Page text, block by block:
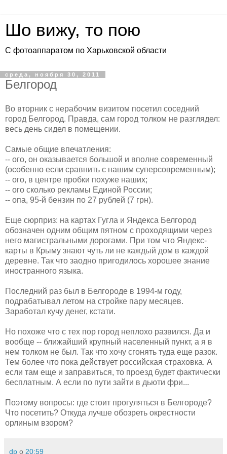
Шо вижу, то пою
С фотоаппаратом по Харьковской области
среда, ноября 30, 2011
Белгород
Во вторник с нерабочим визитом посетил соседний
город Белгород. Правда, сам город толком не разглядел:
весь день сидел в помещении.
Самые общие впечатления:
-- ого, он оказывается большой и вполне современный
(особенно если сравнить с нашим суперсовременным);
-- ого, в центре пробки похуже наших;
-- ого сколько рекламы Единой России;
-- опа, 95-й бензин по 27 рублей (7 грн).
Еще сюрприз: на картах Гугла и Яндекса Белгород
обозначен одним общим пятном с проходящими через
него магистральными дорогами. При том что Яндекс-
карты в Крыму знают чуть ли не каждый дом в каждой
деревне. Так что заодно пригодилось хорошее знание
иностранного языка.
Последний раз был в Белгороде в 1994-м году,
подрабатывал летом на стройке пару месяцев.
Заработал кучу денег, кстати.
Но похоже что с тех пор город неплохо развился. Да и
вообще -- ближайший крупный населенный пункт, а я в
нем толком не был. Так что хочу сгонять туда еще разок.
Тем более что пока действует российская страховка. А
если там еще и заправиться, то проезд будет фактически
бесплатным. А если по пути зайти в дьюти фри...
Поэтому вопросы: где стоит прогуляться в Белгороде?
Что посетить? Откуда лучше обозреть окрестности
орлиным взором?
dp о 20:59